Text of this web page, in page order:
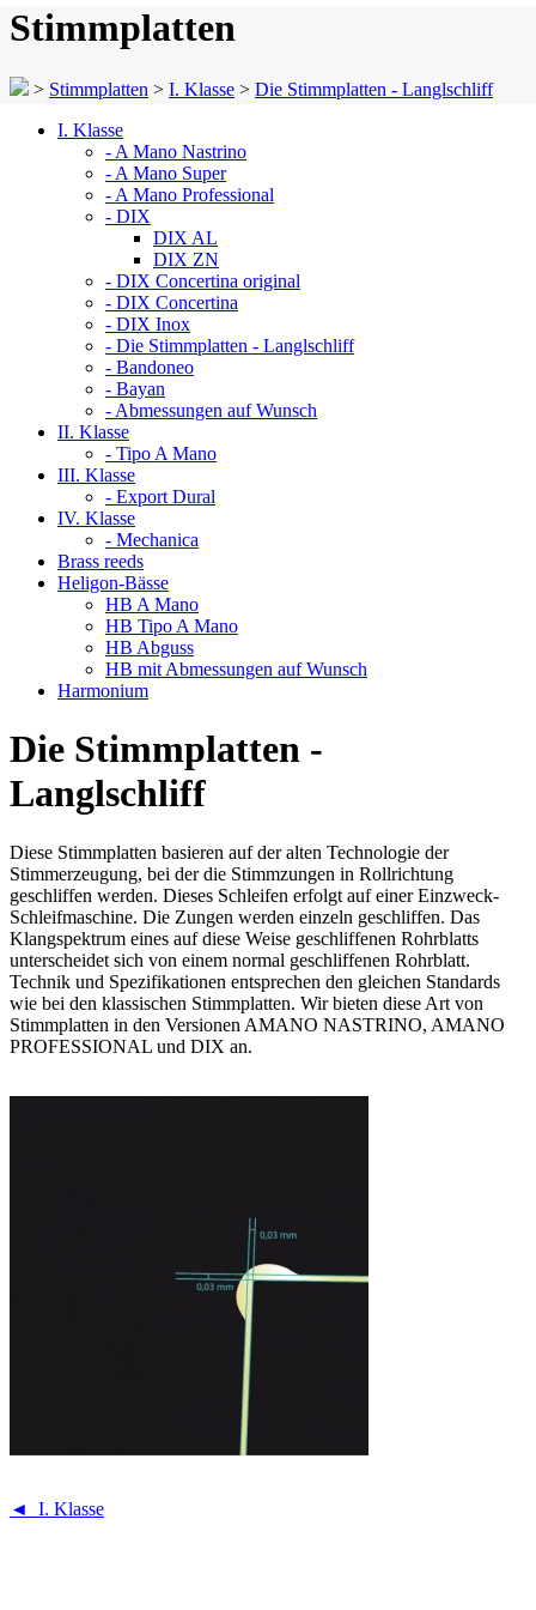
Stimmplatten
> Stimmplatten > I. Klasse > Die Stimmplatten - Langlschliff
I. Klasse
- A Mano Nastrino
- A Mano Super
- A Mano Professional
- DIX
DIX AL
DIX ZN
- DIX Concertina original
- DIX Concertina
- DIX Inox
- Die Stimmplatten - Langlschliff
- Bandoneo
- Bayan
- Abmessungen auf Wunsch
II. Klasse
- Tipo A Mano
III. Klasse
- Export Dural
IV. Klasse
- Mechanica
Brass reeds
Heligon-Bässe
HB A Mano
HB Tipo A Mano
HB Abguss
HB mit Abmessungen auf Wunsch
Harmonium
Die Stimmplatten -
Langlschliff
Diese Stimmplatten basieren auf der alten Technologie der
Stimmerzeugung, bei der die Stimmzungen in Rollrichtung
geschliffen werden. Dieses Schleifen erfolgt auf einer Einzweck-
Schleifmaschine. Die Zungen werden einzeln geschliffen. Das
Klangspektrum eines auf diese Weise geschliffenen Rohrblatts
unterscheidet sich von einem normal geschliffenen Rohrblatt.
Technik und Spezifikationen entsprechen den gleichen Standards
wie bei den klassischen Stimmplatten. Wir bieten diese Art von
Stimmplatten in den Versionen AMANO NASTRINO, AMANO
PROFESSIONAL und DIX an.
◄ I. Klasse